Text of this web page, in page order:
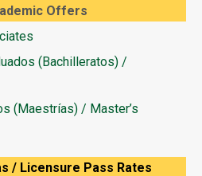
Offers
(Bachilleratos) /
(Maestrías) / Master’s
/ Licensure Pass Rates